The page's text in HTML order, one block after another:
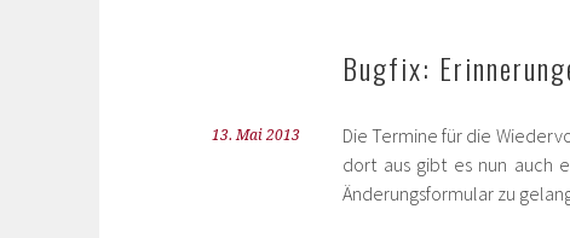
Bugfix:
13. Mai 2013
Die Termine für die
dort aus gibt es nun auch
Änderungsformular zu